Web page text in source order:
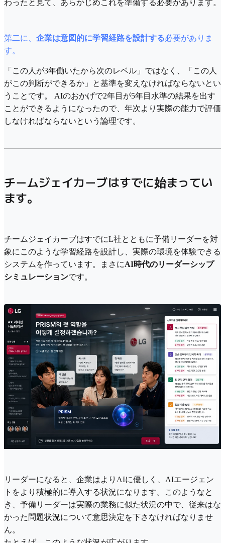
わったと見て、あらかじめこれを準備する必要があります。
第二に、 企業は意図的に学習経路を設計する必要がありま
す。
「この人が3年働いたから次のレベル」ではなく、「この人
がこの判断ができるか」と基準を変えなければならないとい
うことです。 AIのおかげで2年目が5年目水準の結果を出す
ことができるようになったので、年次より実際の能力で評価
しなければならないという論理です。
チームジェイカーブはすでに始まってい
ます。
チームジェイカーブはすでにL社とともに予備リーダーを対
象にこのような学習経路を設計し、実際の環境を体験できる
システムを作っています。まさにAI時代のリーダーシップ
シミュレーションです。
リーダーになると、企業はよりAIに優しく、AIエージェン
トをより積極的に導入する状況になります。このようなと
き、予備リーダーは実際の業務に似た状況の中で、従来はな
かった問題状況について意思決定を下さなければなりませ
ん。